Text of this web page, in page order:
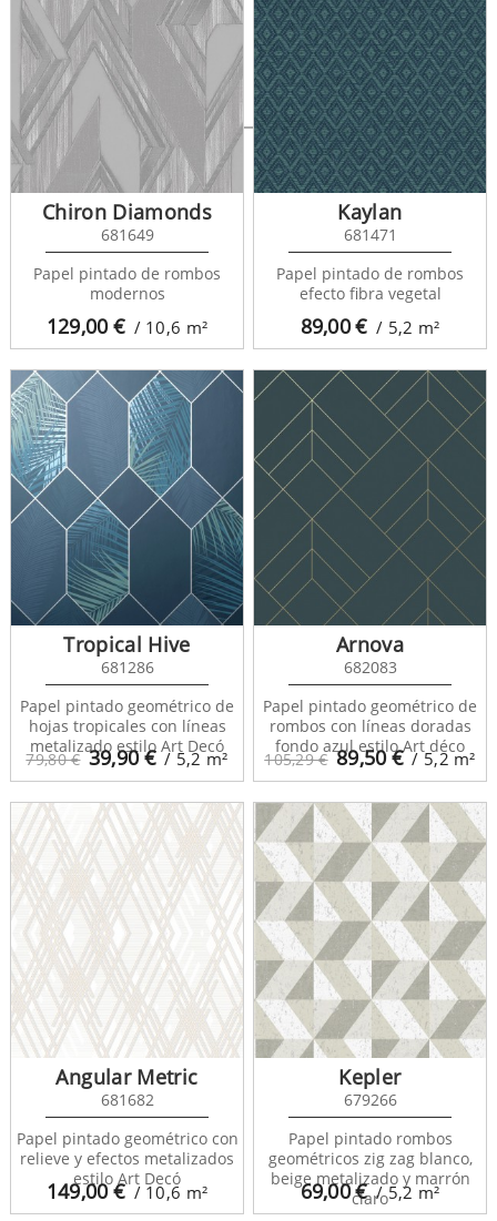
Paradox 679821
129,00€ / 10,6 m²
Chiron Diamonds
681649
Papel pintado de rombos
modernos
89,00€ / 5,2 m²
Kaylan
681471
Papel pintado de rombos
efecto fibra vegetal
79,80 € 39,90€ / 5,2m²
Tropical Hive
681286
Papel pintado geométrico de
hojas tropicales con líneas
metalizado estilo Art Decó
105,29 € 89,50€ / 5,2m²
Arnova
682083
Papel pintado geométrico de
rombos con líneas doradas
fondo azul estilo Art déco
149,00€ / 10,6 m²
Angular Metric
681682
Papel pintado geométrico con
relieve y efectos metalizados
estilo Art Decó
69,00€ / 5,2 m²
Kepler
679266
Papel pintado rombos
geométricos zig zag blanco,
beige metalizado y marrón
claro